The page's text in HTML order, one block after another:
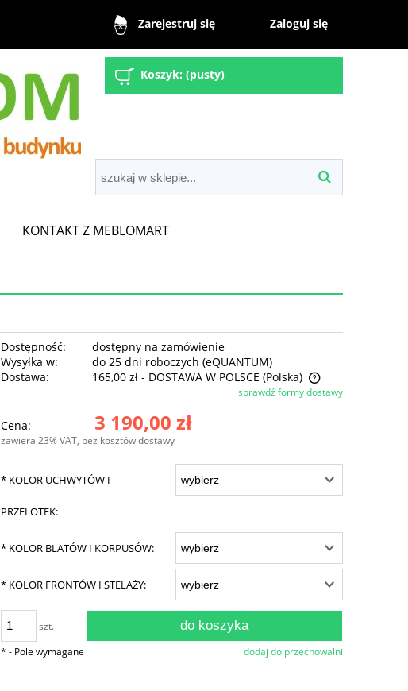
Zarejestruj się Zaloguj się
Koszyk: (pusty)
KONTAKT Z MEBLOMART
Dostępność:
dostępny na zamówienie
Wysyłka w:
do 25 dni roboczych (eQUANTUM)
Dostawa:
165,00 zł - DOSTAWA W POLSCE (Polska)
Cena nie zawiera ewentualnych kosztów
płatności
sprawdź formy dostawy
Cena: 3 190,00 zł
zawiera 23% VAT, bez kosztów dostawy
* KOLOR UCHWYTÓW I
PRZELOTEK:
* KOLOR BLATÓW I KORPUSÓW:
* KOLOR FRONTÓW I STELAŻY:
szt. do koszyka
dodaj do przechowalni
* - Pole wymagane